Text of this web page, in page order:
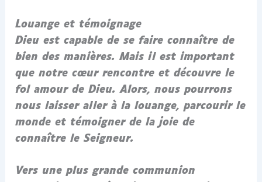
Louange et témoignage
Dieu est capable de se faire connaître de
bien des manières. Mais il est important
que notre cœur rencontre et découvre le
fol amour de Dieu. Alors, nous pourrons
nous laisser aller à la louange, parcourir le
monde et témoigner de la joie de
connaître le Seigneur.
Vers une plus grande communion